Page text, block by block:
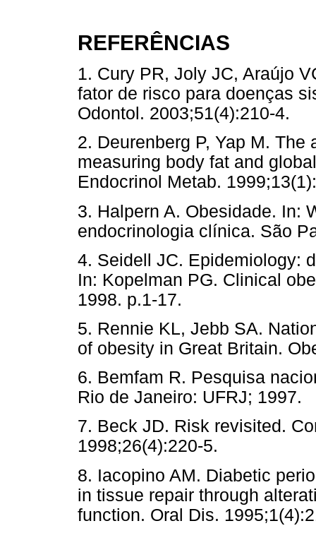
REFERÊNCIAS
1. Cury PR, Joly JC, Araújo
fator de risco para doenças
Odontol.
2. Deurenberg P, Yap M.
measuring body fat and
Endocrinol Metab.
3. Halpern A. Obesidade. In:
endocrinologia clínica. São
4. Seidell JC. Epidemiology:
In: Kopelman PG. Clinical
1998. p.1-17.
5. Rennie KL, Jebb SA.
of obesity in Great Britain.
6. Bemfam R. Pesquisa
Rio de Janeiro: UFRJ; 1997.
7. Beck JD. Risk revisited.
1998;26(4):220-5.
8. Iacopino AM. Diabetic
in tissue repair through
function. Oral Dis.